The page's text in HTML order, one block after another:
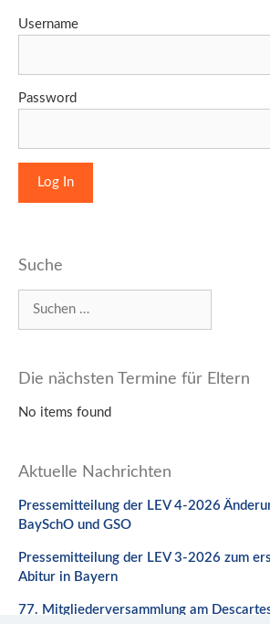
Username
Password
Suche
nach:
Die nächsten Termine für Eltern
No items found
Aktuelle Nachrichten
Pressemitteilung der LEV 4-2026
BaySchO und GSO
Pressemitteilung der LEV 3-2026 zum
Abitur in Bayern
77. Mitgliederversammlung am